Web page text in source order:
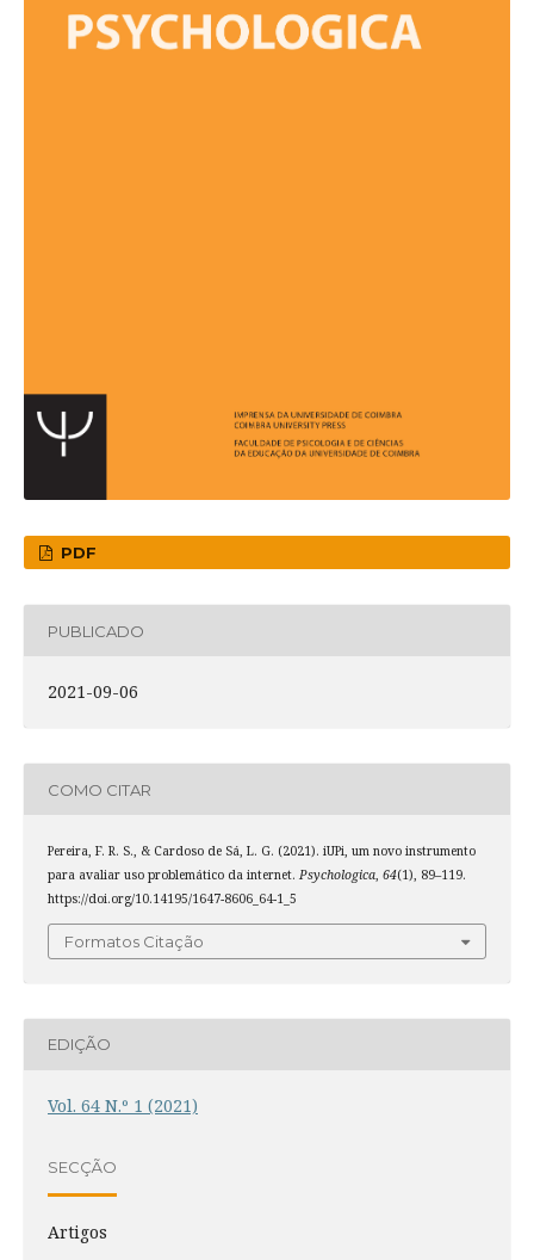
PDF
PUBLICADO
2021-09-06
COMO CITAR
Pereira, F. R. S., & Cardoso de Sá, L. G. (2021). iUPi, um novo instrumento
para avaliar uso problemático da internet. Psychologica, 64(1), 89–119.
https://doi.org/10.14195/1647-8606_64-1_5
Formatos Citação
EDIÇÃO
Vol. 64 N.º 1 (2021)
SECÇÃO
Artigos